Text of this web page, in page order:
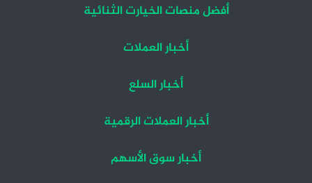
أفضل منصات الخيارت الثنائية
أخبار العملات
أخبار السلع
أخبار العملات الرقمية
أخبار سوق الأسهم